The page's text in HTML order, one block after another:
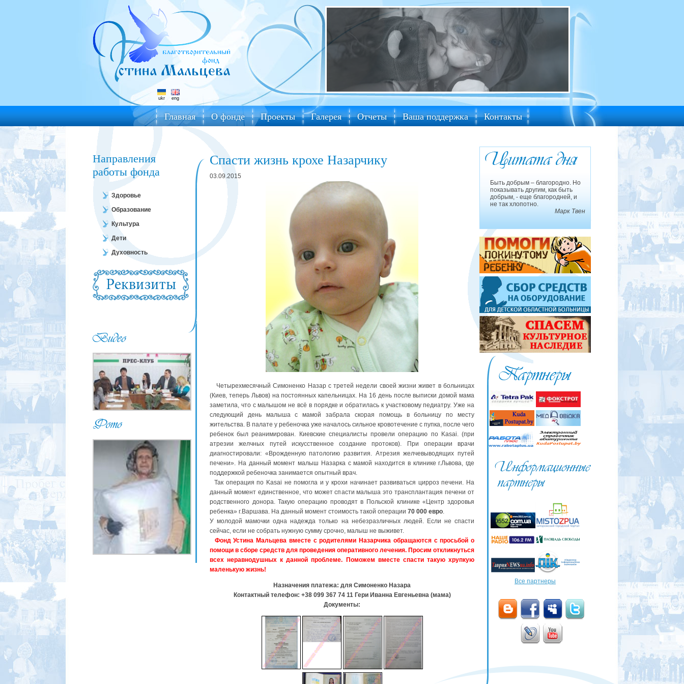
ukr eng
Главная О фонде Проекты Галерея Отчеты Ваша поддержка Контакты
Направления
работы фонда
Здоровье
Образование
Культура
Дети
Духовность
Спасти жизнь крохе Назарчику
03.09.2015
Четырехмесячный Симоненко Назар с третей недели своей жизни живет в больницах
(Киев, теперь Львов) на постоянных капельницах. На 16 день после выписки домой мама
заметила, что с малышом не всё в порядке и обратилась к участковому педиатру. Уже на
следующий день малыша с мамой забрала скорая помощь в больницу по месту
жительства. В палате у ребеночка уже началось сильное кровотечение с пупка, после чего
ребенок был реанимирован. Киевские специалисты провели операцию по Kasai. (при
атрезии желчных путей искусственное создание протоков). При операции врачи
диагностировали: «Врожденную патологию развития. Атрезия желчевыводящих путей
печени». На данный момент малыш Назарка с мамой находится в клинике г.Львова, где
поддержкой ребеночка занимается опытный врач.
Так операция по Kasai не помогла и у крохи начинает развиваться цирроз печени. На
данный момент единственное, что может спасти малыша это трансплантация печени от
родственного донора. Такую операцию проводят в Польской клинике «Центр здоровья
ребенка» г.Варшава. На данный момент стоимость такой операции 70 000 евро.
У молодой мамочки одна надежда только на небезразличных людей. Если не спасти
сейчас, если не собрать нужную сумму срочно, малыш не выживет.
Фонд Устина Мальцева вместе с родителями Назарчика обращаются с просьбой о
помощи в сборе средств для проведения оперативного лечения. Просим откликнуться
всех неравнодушных к данной проблеме. Поможем вместе спасти такую хрупкую
маленькую жизнь!
Назначения платежа: для Симоненко Назара
Контактный телефон: +38 099 367 74 11 Гери Иванна Евгеньевна (мама)
Документы:
Быть добрым – благородно. Но
показывать другим, как быть
добрым, - еще благородней, и
не так хлопотно.
Марк Твен
Все партнеры